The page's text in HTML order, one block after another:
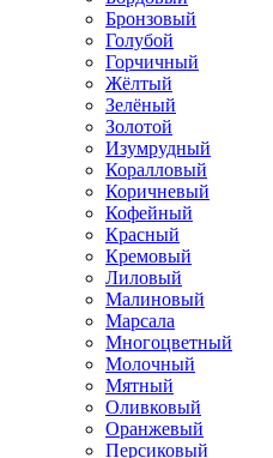
Бронзовый
Голубой
Горчичный
Жёлтый
Зелёный
Золотой
Изумрудный
Коралловый
Коричневый
Кофейный
Красный
Кремовый
Лиловый
Малиновый
Марсала
Многоцветный
Молочный
Мятный
Оливковый
Оранжевый
Персиковый